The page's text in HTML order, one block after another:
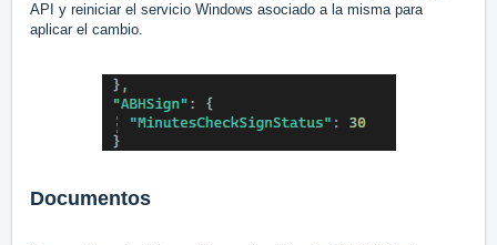
API y reiniciar el servicio Windows asociado a la misma para
aplicar el cambio.
Documentos